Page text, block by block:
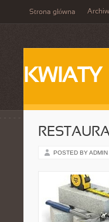
Strona główna
KWIATY
POSTED BY ADMIN